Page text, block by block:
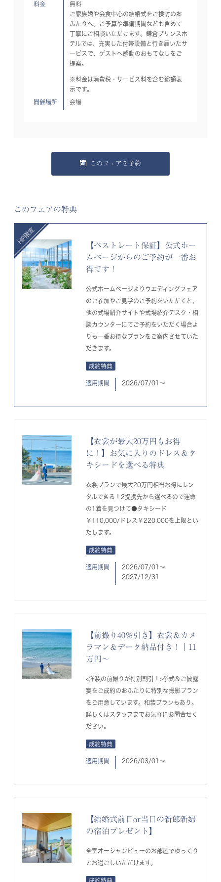
料金
無料
ご家族婚や会食中心の結婚式をご検討のお
ふたりへ。ご予算や準備期間なども含めて
丁寧にご相談いただけます。鎌倉プリンスホ
テルでは、充実した付帯設備と行き届いたサ
ービスで、ゲストへ感動のおもてなしをご
提案。
※料金は消費税・サービス料を含む総額表
示です。
開催場所 会場
このフェアを予約
このフェアの特典
【ベストレート保証】公式ホー
ムページからのご予約が一番お
得です！
公式ホームページよりウエディングフェア
のご参加やご見学のご予約をいただくと、
他の式場紹介サイトや式場紹介デスク・相
談カウンターにてご予約をいただく場合よ
りも一番お得なプランをご案内させていた
だきます。
成約特典
適用期間 2026/07/01〜
【衣裳が最大20万円もお得
に！】お気に入りのドレス＆タ
キシードを選べる特典
衣裳プランで最大20万円相当お得にレン
タルできる！2提携先から選べるので運命
の1着を見つけて●タキシード
￥110,000/ドレス￥220,000を上限とい
たします。
成約特典
適用期間
2026/07/01〜
2027/12/31
【前撮り40％引き】衣裳＆カメ
ラマン＆データ納品付き！｜11
万円～
<洋装の前撮りが特別割引！>挙式＆ご披露
宴をご成約のおふたりに特別な撮影プラン
をご用意しています。和装プランもあり。
詳しくはスタッフまでお気軽にお問合せく
ださい。
成約特典
適用期間 2026/03/01〜
【結婚式前日or当日の新郎新婦
の宿泊プレゼント】
全室オーシャンビューのお部屋でゆっくり
とお過ごしいただけます。
成約特典